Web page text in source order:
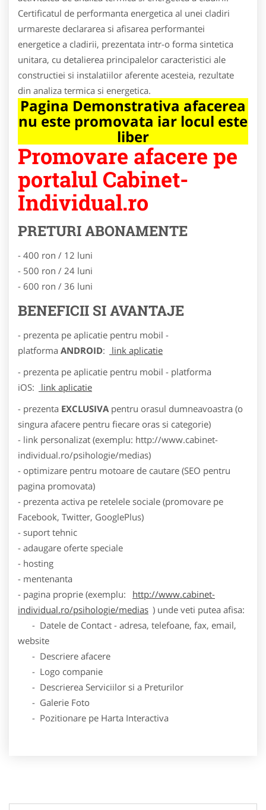
Certificatul de performanta energetica al unei cladiri
urmareste declararea si afisarea performantei
energetice a cladirii, prezentata intr-o forma sintetica
unitara, cu detalierea principalelor caracteristici ale
constructiei si instalatiilor aferente acesteia, rezultate
din analiza termica si energetica.
Pagina Demonstrativa afacerea
nu este promovata iar locul este
liber
Promovare afacere pe
portalul Cabinet-
Individual.ro
PRETURI ABONAMENTE
- 400 ron / 12 luni
- 500 ron / 24 luni
- 600 ron / 36 luni
BENEFICII SI AVANTAJE
- prezenta pe aplicatie pentru mobil -
platforma ANDROID:
link aplicatie
- prezenta pe aplicatie pentru mobil - platforma
iOS:
link aplicatie
- prezenta EXCLUSIVA pentru orasul dumneavoastra (o
singura afacere pentru fiecare oras si categorie)
- link personalizat (exemplu: http://www.cabinet-
individual.ro/psihologie/medias)
- optimizare pentru motoare de cautare (SEO pentru
pagina promovata)
- prezenta activa pe retelele sociale (promovare pe
Facebook, Twitter, GooglePlus)
- suport tehnic
- adaugare oferte speciale
- hosting
- mentenanta
- pagina proprie (exemplu:
http://www.cabinet-
individual.ro/psihologie/medias ) unde veti putea afisa:
- Datele de Contact - adresa, telefoane, fax, email,
website
- Descriere afacere
- Logo companie
- Descrierea Serviciilor si a Preturilor
- Galerie Foto
- Pozitionare pe Harta Interactiva